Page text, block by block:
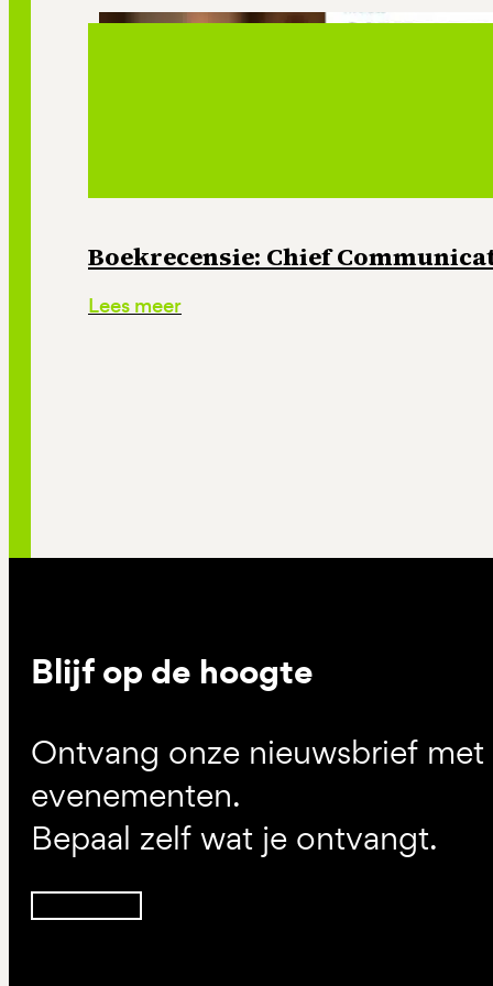
Boekrecensie: Chief
Lees meer
Blijf op de hoogte
Ontvang onze nieuwsbrief
evenementen.
Bepaal zelf wat je ontvangt.